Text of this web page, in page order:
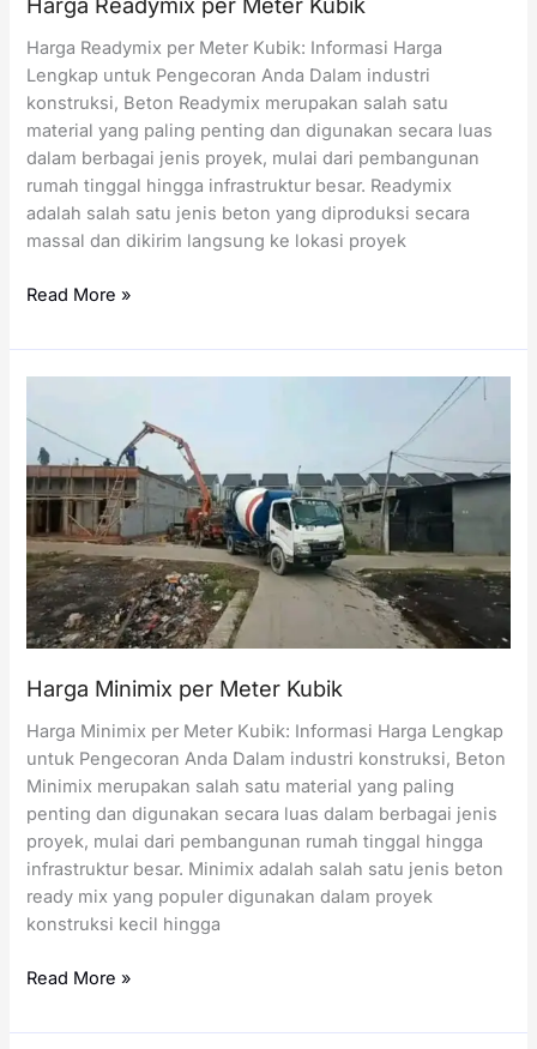
Harga Readymix per Meter Kubik: Informasi Harga
Lengkap untuk Pengecoran Anda Dalam industri
konstruksi, Beton Readymix merupakan salah satu
material yang paling penting dan digunakan secara luas
dalam berbagai jenis proyek, mulai dari pembangunan
rumah tinggal hingga infrastruktur besar. Readymix
adalah salah satu jenis beton yang diproduksi secara
massal dan dikirim langsung ke lokasi proyek
Harga
per
Meter
Read More »
Harga Minimix per Meter Kubik
Harga Minimix per Meter Kubik: Informasi Harga Lengkap
untuk Pengecoran Anda Dalam industri konstruksi, Beton
Minimix merupakan salah satu material yang paling
penting dan digunakan secara luas dalam berbagai jenis
proyek, mulai dari pembangunan rumah tinggal hingga
infrastruktur besar. Minimix adalah salah satu jenis beton
ready mix yang populer digunakan dalam proyek
konstruksi kecil hingga
Harga
per
Read More »